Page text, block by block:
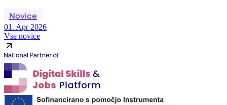
Novice
01. Apr 2026
Vse novice